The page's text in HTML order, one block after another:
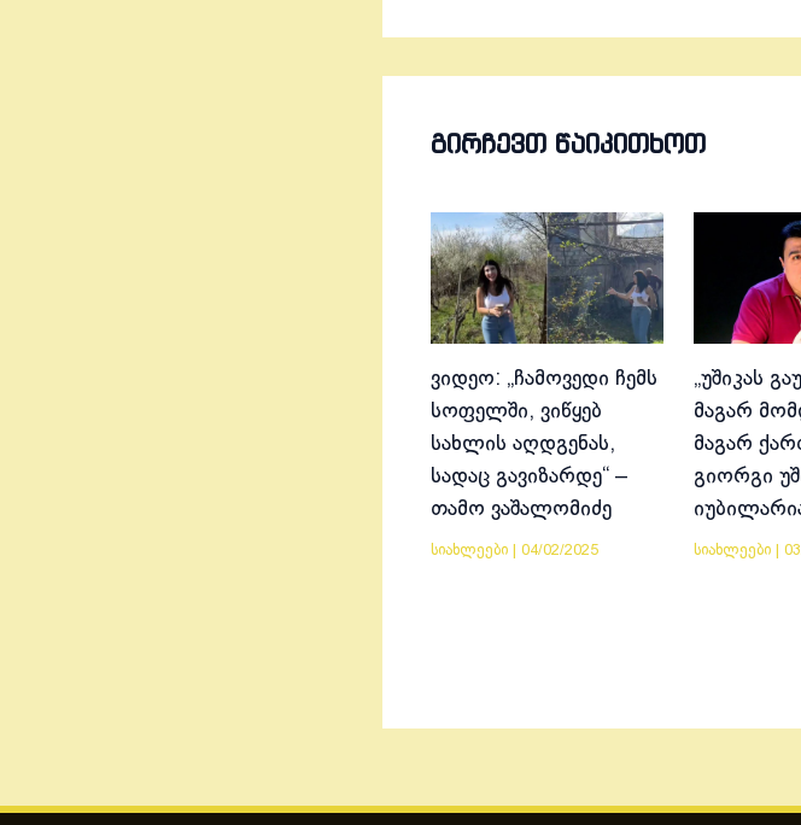
ᲒᲘᲠᲩᲔᲕᲗ ᲬᲐᲘᲙᲘᲗᲮᲝᲗ
ვიდეო: „ჩამოვედი ჩემს
სოფელში, ვიწყებ
სახლის აღდგენას,
სადაც გავიზარდე“ –
თამო ვაშალომიძე
სიახლეები 04/02/2025
„უშიკას
მაგარ
მაგარ
გიორგი
სიახლეები |